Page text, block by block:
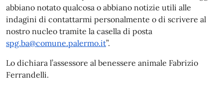
abbiano notato qualcosa o abbiano notizie utili alle
indagini di contattarmi personalmente o di scrivere al
nostro nucleo tramite la casella di posta
spg.ba@comune.palermo.it”.
Lo dichiara l’assessore al benessere animale Fabrizio
Ferrandelli.